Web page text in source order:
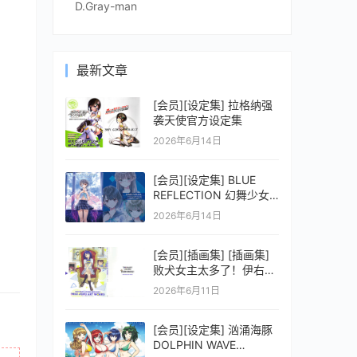
D.Gray-man
最新文章
[会员][设定集] 拉格纳强
袭天使官方设定集
2026年6月14日
[会员][设定集] BLUE
REFLECTION 幻舞少女
之剑公式ビジュアルコレ
2026年6月14日
[会员][插画集] [插画集]
败犬女主太多了！伊右群
ARTWORKS
2026年6月11日
[会员][设定集] 汹涌海豚
DOLPHIN WAVE